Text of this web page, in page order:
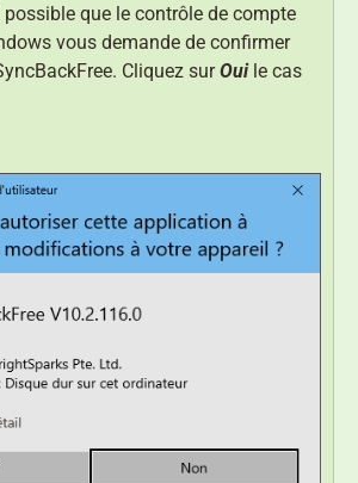
possible que le contrôle de compte
vous demande de confirmer
Cliquez surOui le cas